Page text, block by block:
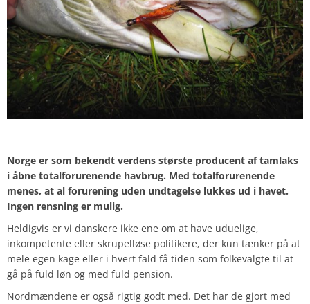
Norge er som bekendt verdens største producent af tamlaks
i åbne totalforurenende havbrug. Med totalforurenende
menes, at al forurening uden undtagelse lukkes ud i havet.
Ingen rensning er mulig.
Heldigvis er vi danskere ikke ene om at have uduelige,
inkompetente eller skrupelløse politikere, der kun tænker på at
mele egen kage eller i hvert fald få tiden som folkevalgte til at
gå på fuld løn og med fuld pension.
Nordmændene er også rigtig godt med. Det har de gjort med